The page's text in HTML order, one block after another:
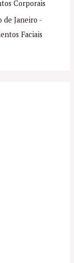
Corporais
de Janeiro -
Faciais